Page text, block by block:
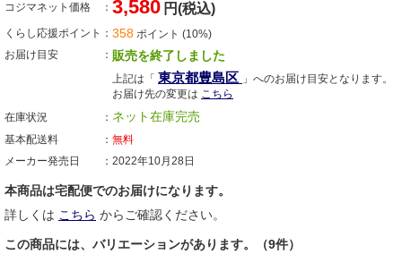
コジマネット価格 3,580 円(税込)
くらし応援ポイント 358 ポイント (10%)
お届け目安
販売を終了しました
上記は「 東京都豊島区 」へのお届け目安となります。
お届け先の変更は こちら
在庫状況
ネット在庫完売
基本配送料
無料
メーカー発売日
2022年10月28日
本商品は宅配便でのお届けになります。
詳しくは こちら からご確認ください。
この商品には、バリエーションがあります。（9件）